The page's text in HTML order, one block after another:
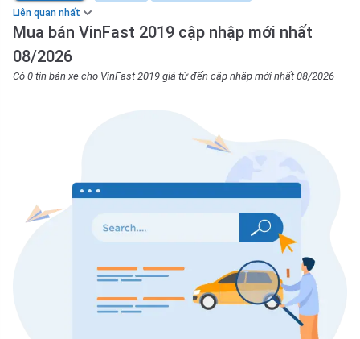
Liên quan nhất
Mua bán VinFast 2019 cập nhập mới nhất
08/2026
Có 0 tin bán xe cho VinFast 2019 giá từ đến cập nhập mới nhất 08/2026